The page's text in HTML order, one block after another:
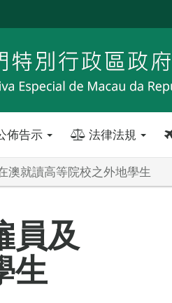
佈告示 法律法規
澳就讀高等院校之外地學生
員及
生